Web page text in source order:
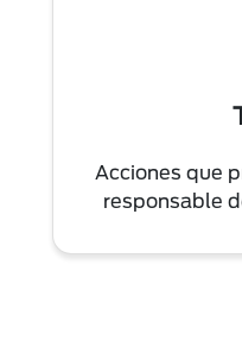
Acciones que
responsable